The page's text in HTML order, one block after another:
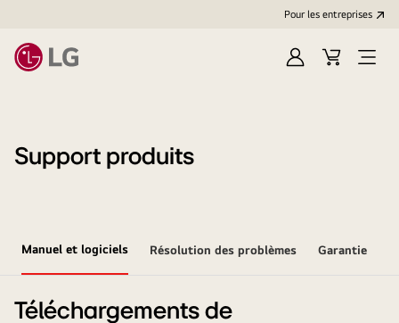
Pour les entreprises
Se
Panier
Support produits
Manuel et logiciels Résolution des problèmes Garantie
Téléchargements de